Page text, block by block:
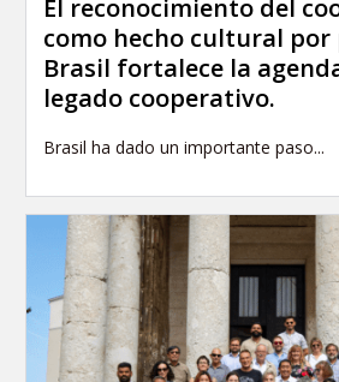
El reconocimiento del
como hecho cultural por
Brasil fortalece la
legado cooperativo.
Brasil ha dado un importante paso...